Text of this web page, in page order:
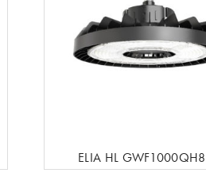
ELIA HL